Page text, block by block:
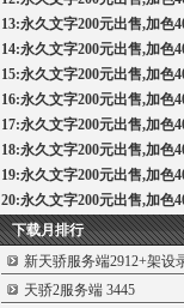
13:永久文字200元出售,加色
14:永久文字200元出售,加色
15:永久文字200元出售,加色
16:永久文字200元出售,加色
17:永久文字200元出售,加色
18:永久文字200元出售,加色
19:永久文字200元出售,加色
20:永久文字200元出售,加色
下载月排行
新天骄服务端2912+架设
天骄2服务端3445